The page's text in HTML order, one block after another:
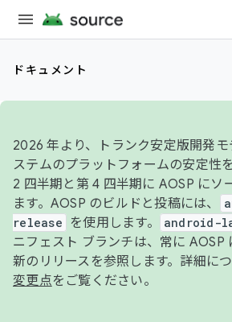
ドキュメント
2026 年より、トランク安定版開発
ステムのプラットフォームの安定性
2 四半期と第 4 四半期に AOSP にソ
ます。AOSP のビルドと投稿には、
release
を使用します。 android-
ニフェスト ブランチは、常に AOSP
新のリリースを参照します。詳細に
変更点をご覧ください。